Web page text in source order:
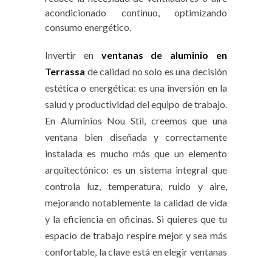
acondicionado continuo, optimizando
consumo energético.
Invertir en ventanas de aluminio en
Terrassa de calidad no solo es una decisión
estética o energética: es una inversión en la
salud y productividad del equipo de trabajo.
En Aluminios Nou Stil, creemos que una
ventana bien diseñada y correctamente
instalada es mucho más que un elemento
arquitectónico: es un sistema integral que
controla luz, temperatura, ruido y aire,
mejorando notablemente la calidad de vida
y la eficiencia en oficinas. Si quieres que tu
espacio de trabajo respire mejor y sea más
confortable, la clave está en elegir ventanas